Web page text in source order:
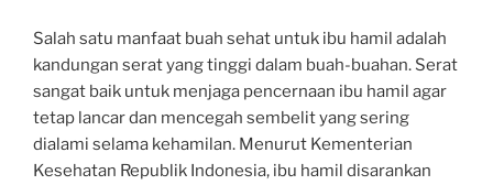
Salah satu manfaat buah sehat untuk ibu hamil adalah
kandungan serat yang tinggi dalam buah-buahan. Serat
sangat baik untuk menjaga pencernaan ibu hamil agar
tetap lancar dan mencegah sembelit yang sering
dialami selama kehamilan. Menurut Kementerian
Kesehatan Republik Indonesia, ibu hamil disarankan